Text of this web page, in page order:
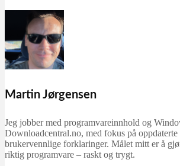
Martin Jørgensen
Jeg jobber med programvareinnhold og
Downloadcentral.no, med fokus på oppdaterte
brukervennlige forklaringer. Målet mitt er å
riktig programvare – raskt og trygt.